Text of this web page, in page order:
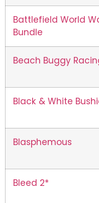
Battlefield World
Bundle
Beach Buggy
Black & White
Blasphemous
Bleed 2*